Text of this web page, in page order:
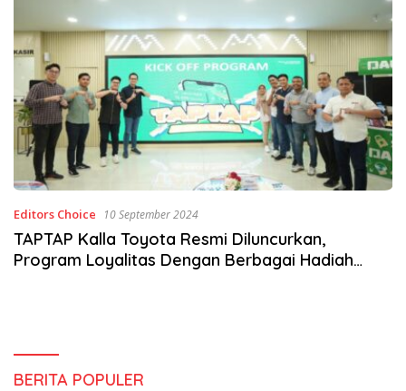
Editors Choice 10 September 2024
TAPTAP Kalla Toyota Resmi Diluncurkan,
Program Loyalitas Dengan Berbagai Hadiah
BERITA POPULER